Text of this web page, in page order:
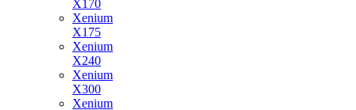
X170
Xenium
X175
Xenium
X240
Xenium
X300
Xenium